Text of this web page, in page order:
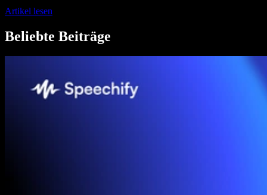
Artikel lesen
Beliebte Beiträge